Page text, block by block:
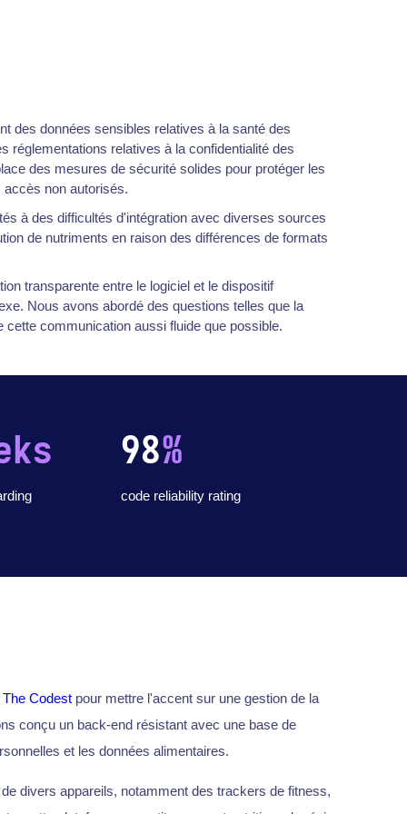
des données sensibles relatives à la santé des
réglementations relatives à la confidentialité des
des mesures de sécurité solides pour protéger les
non autorisés.
à des difficultés d'intégration avec diverses sources
de nutriments en raison des différences de formats
transparente entre le logiciel et le dispositif
Nous avons abordé des questions telles que la
communication aussi fluide que possible.
98%
code reliability rating
The Codestpour mettre l'accent sur une gestion de la
conçu un back-end résistant avec une base de
et les données alimentaires.
divers appareils, notamment des trackers de fitness,